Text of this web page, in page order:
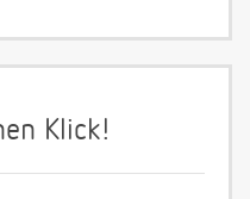
Klick!